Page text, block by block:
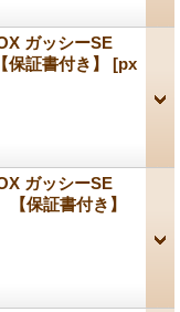
ガッシーSE
保証書付き】 [px
ガッシーSE
保証書付き】